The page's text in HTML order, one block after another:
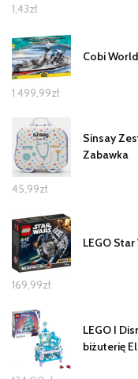
1,43zł
Cobi
1 499,99zł
Sinsay
Zabawka
45,99zł
LEGO
169,99zł
LEGO I
biżuterię